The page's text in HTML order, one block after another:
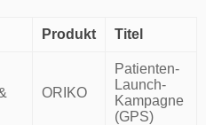
Produkt Titel
ORIKO
Patienten-
Launch-
Kampagne
(GPS)